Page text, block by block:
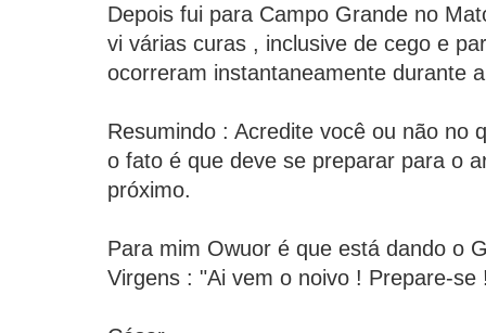
Depois fui para Campo Grande no
vi várias curas , inclusive de cego e
ocorreram instantaneamente durante
Resumindo : Acredite você ou não no
o fato é que deve se preparar para o
próximo.
Para mim Owuor é que está dando o
Virgens : "Ai vem o noivo ! Prepare-se